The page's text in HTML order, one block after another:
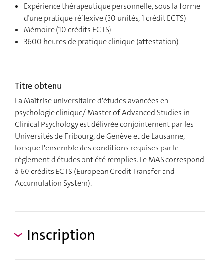
Expérience thérapeutique personnelle, sous la forme
d’une pratique réflexive (30 unités, 1 crédit ECTS)
Mémoire (10 crédits ECTS)
3600 heures de pratique clinique (attestation)
Titre obtenu
La Maîtrise universitaire d'études avancées en
psychologie clinique/ Master of Advanced Studies in
Clinical Psychology est délivrée conjointement par les
Universités de Fribourg, de Genève et de Lausanne,
lorsque l'ensemble des conditions requises par le
règlement d'études ont été remplies. Le MAS correspond
à 60 crédits ECTS (European Credit Transfer and
Accumulation System).
Inscription